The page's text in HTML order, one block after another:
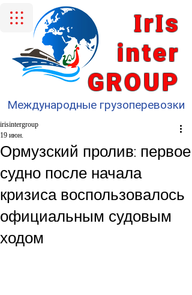
IrIs
inter
GROUP
Международные грузоперевозки
Ормузский пролив: первое
судно после начала
кризиса воспользовалось
официальным судовым
ходом
irisintergroup
19 июн.